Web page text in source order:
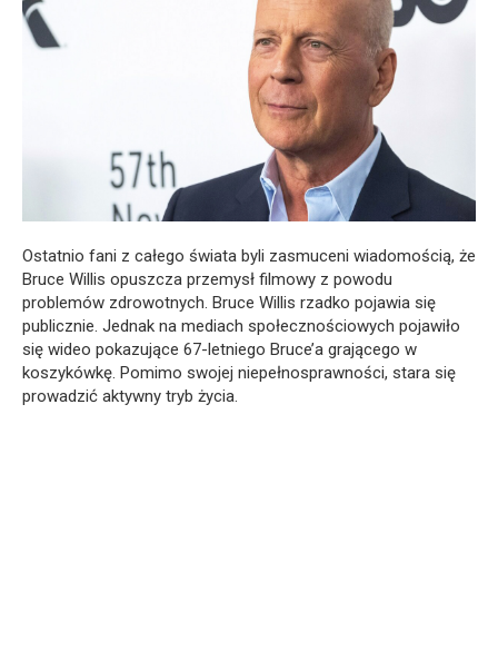
Ostatnio fani z całego świata byli zasmuceni wiadomością, że
Bruce Willis opuszcza przemysł filmowy z powodu
problemów zdrowotnych. Bruce Willis rzadko pojawia się
publicznie. Jednak na mediach społecznościowych pojawiło
się wideo pokazujące 67-letniego Bruce’a grającego w
koszykówkę. Pomimo swojej niepełnosprawności, stara się
prowadzić aktywny tryb życia.